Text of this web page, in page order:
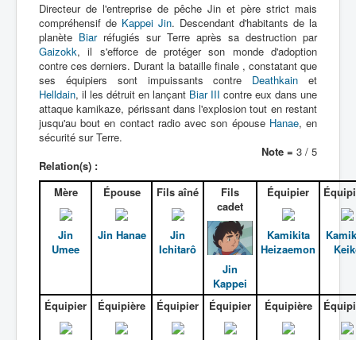
Directeur de l'entreprise de pêche Jin et père strict mais
compréhensif de Kappei Jin. Descendant d'habitants de la
planète Biarréfugiés sur Terre après sa destruction par
Gaizokk, il s'efforce de protéger son monde d'adoption
contre ces derniers. Durant la bataille finale , constatant que
ses équipiers sont impuissants contre Deathkain et
Helldain, il les détruit en lançant Biar III contre eux dans une
attaque kamikaze, périssant dans l'explosion tout en restant
jusqu'au bout en contact radio avec son épouse Hanae, en
sécurité sur Terre.
Note = 3 / 5
Relation(s) :
Mère
Jin
Umee
Épouse
Jin Hanae
Fils aîné
Jin
Ichitarô
Fils
cadet
Jin
Kappei
Équipier
Kamikita
Heizaemon
Équipier Équipière Équipier Équipier Équipière